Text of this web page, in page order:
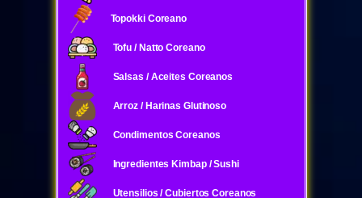
Topokki Coreano
Tofu / Natto Coreano
Salsas / Aceites Coreanos
Arroz / Harinas Glutinoso
Condimentos Coreanos
Ingredientes Kimbap / Sushi
Utensilios / Cubiertos Coreanos